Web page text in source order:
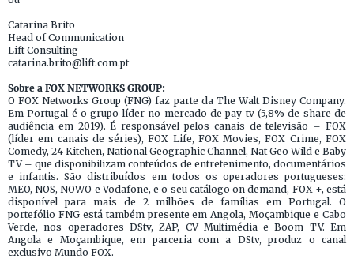
Catarina Brito
Head of Communication
Lift Consulting
catarina.brito@lift.com.pt
Sobre a FOX NETWORKS GROUP:
O FOX Networks Group (FNG) faz parte da The Walt Disney Company.
Em Portugal é o grupo líder no mercado de pay tv (5,8% de share de
audiência em 2019). É responsável pelos canais de televisão – FOX
(líder em canais de séries), FOX Life, FOX Movies, FOX Crime, FOX
Comedy, 24 Kitchen, National Geographic Channel, Nat Geo Wild e Baby
TV – que disponibilizam conteúdos de entretenimento, documentários
e infantis. São distribuídos em todos os operadores portugueses:
MEO, NOS, NOWO e Vodafone, e o seu catálogo on demand, FOX +, está
disponível para mais de 2 milhões de famílias em Portugal. O
portefólio FNG está também presente em Angola, Moçambique e Cabo
Verde, nos operadores DStv, ZAP, CV Multimédia e Boom TV. Em
Angola e Moçambique, em parceria com a DStv, produz o canal
exclusivo Mundo FOX.